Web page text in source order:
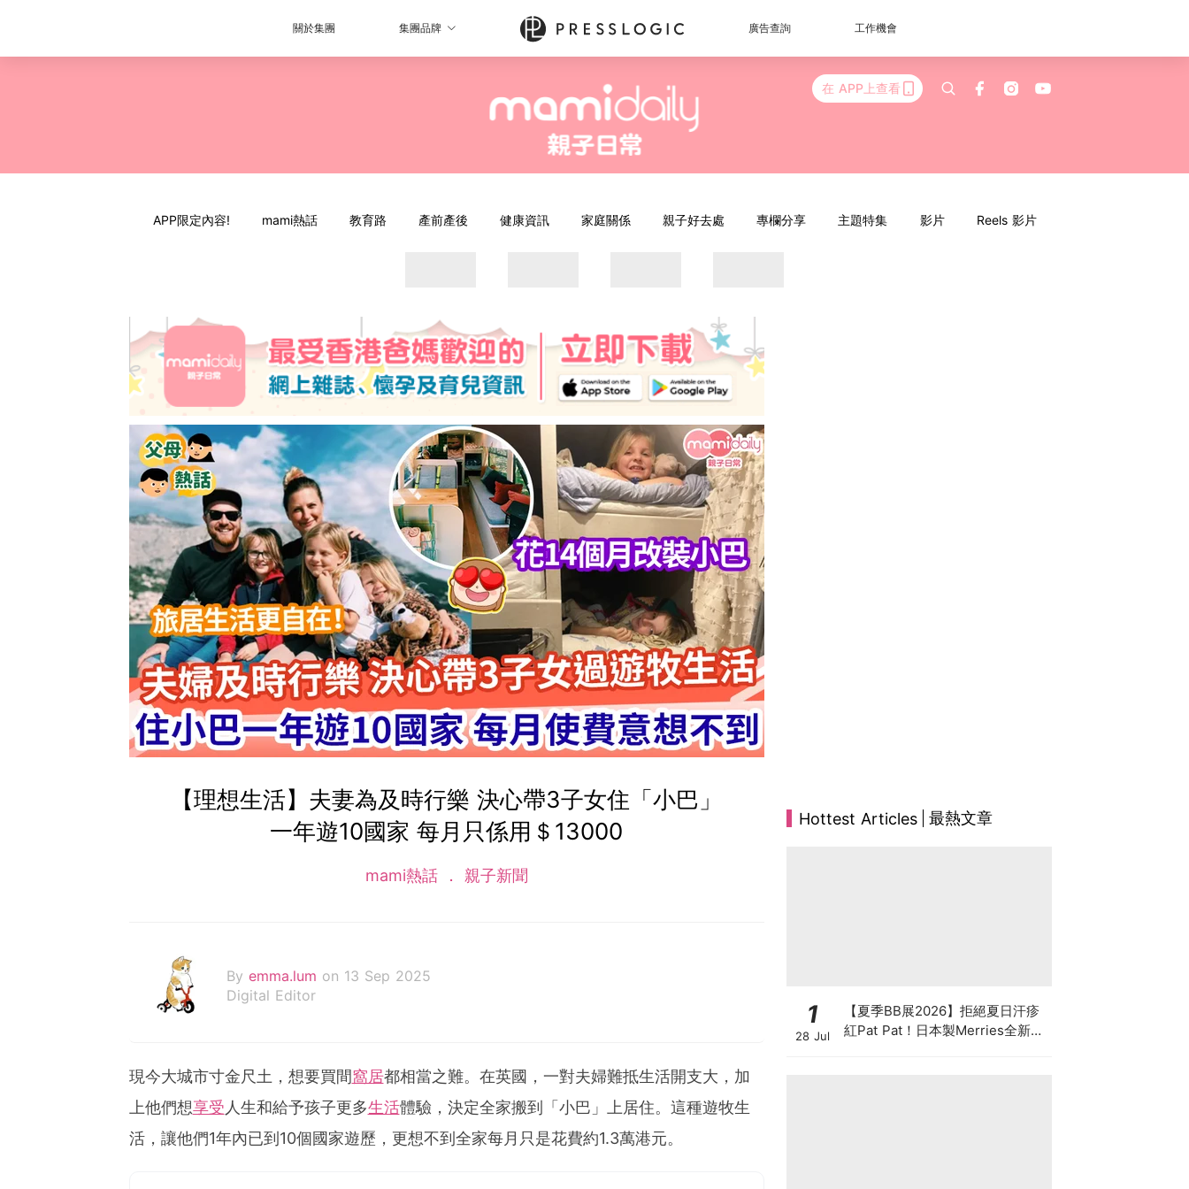
關於集團 集團品牌 廣告查詢 工作機會
在 APP上查看
APP限定內容! mami熱話 教育路 產前產後 健康資訊 家庭關係 親子好去處 專欄分享 主題特集 影片 Reels 影片
【理想生活】夫妻為及時行樂 決心帶3子女住「小巴」
一年遊10國家 每月只係用＄13000
mami熱話 親子新聞
By emma.lum on 13 Sep 2025
Digital Editor
現今大城市寸金尺土，想要買間窩居都相當之難。在英國，一對夫婦難抵生活開支大，加
上他們想享受人生和給予孩子更多生活體驗，決定全家搬到「小巴」上居住。這種遊牧生
活，讓他們1年內已到10個國家遊歷，更想不到全家每月只是花費約1.3萬港元。
Hottest Articles 最熱文章
1
28 Jul
【夏季BB展2026】拒絕夏日汗疹
紅Pat Pat！日本製Merries全新超